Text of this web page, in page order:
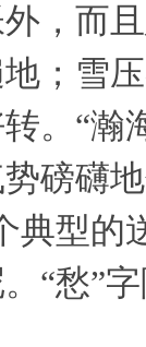
而且
；雪
。“瀚
磅礴
典型
“愁”